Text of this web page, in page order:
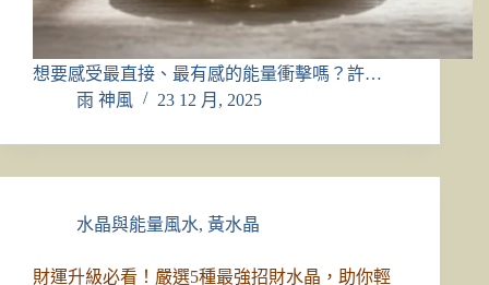
想要感受最直接、最有感的能量衝擊嗎？許…
雨 神風
23 12 月, 2025
水晶與能量風水, 黃水晶
財運升級必看！嚴選5種最強招財水晶，助你輕